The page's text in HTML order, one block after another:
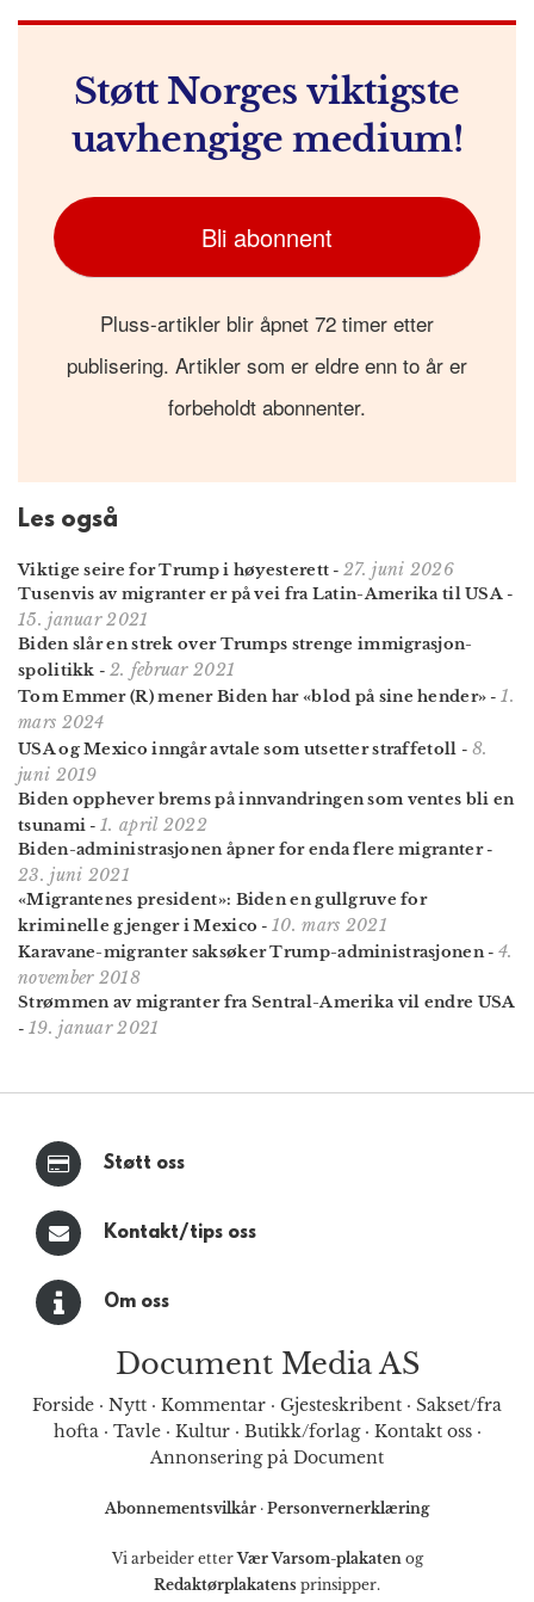
Støtt Norges viktigste
uavhengige medium!
Bli abonnent
Pluss-artikler blir åpnet 72 timer etter
publisering. Artikler som er eldre enn to år er
forbeholdt abonnenter.
Les også
Viktige seire for Trump i høyesterett -27. juni 2026
Tusenvis av migranter er på vei fra Latin-Amerika til USA -
15. januar 2021
Biden slår en strek over Trumps strenge immigrasjon­
spolitikk - 2. februar 2021
Tom Emmer (R) mener Biden har «blod på sine hender» -1.
mars 2024
USA og Mexico inngår avtale som utsetter straffetoll - 8.
juni 2019
Biden opphever brems på innvandringen som ventes bli en
tsunami -1. april 2022
Biden-administrasjonen åpner for enda flere migranter-
23. juni 2021
«Migrantenes president»: Biden en gullgruve for
kriminelle gjenger i Mexico -10. mars 2021
Karavane-migranter saksøker Trump-administrasjonen- 4.
november 2018
Strømmen av migranter fra Sentral-Amerika vil endre USA
- 19. januar 2021
Støtt oss
Kontakt/tips oss
Om oss
Document Media AS
Forside · Nytt · Kommentar · Gjesteskribent · Sakset/fra
hofta· Tavle· Kultur· Butikk/forlag· Kontakt oss·
Annonsering på Document
Abonnementsvilkår · Personvernerklæring
Vi arbeider etterVær Varsom-plakatenog
Redaktørplakatens prinsipper.